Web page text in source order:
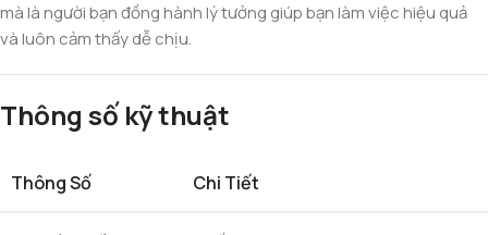
mà là người bạn đồng hành lý tưởng giúp bạn làm việc hiệu quả
và luôn cảm thấy dễ chịu.
Thông số kỹ thuật
Thông Số Chi Tiết